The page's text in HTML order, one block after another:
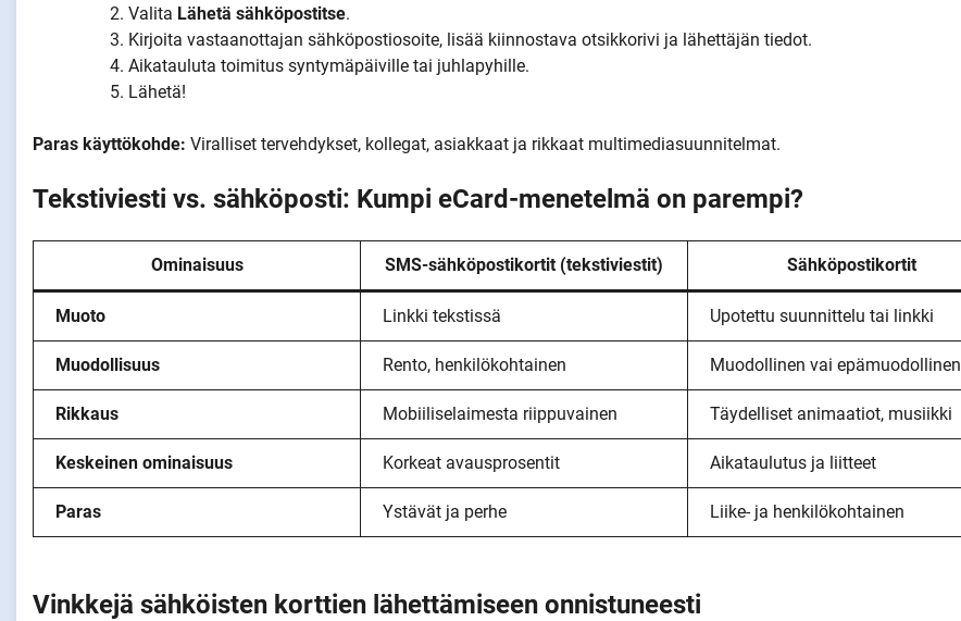
Valita Lähetä sähköpostitse.
Kirjoita vastaanottajan sähköpostiosoite, lisää kiinnostava otsikkorivi ja lähettäjän tiedot.
Aikatauluta toimitus syntymäpäiville tai juhlapyhille.
Lähetä!
Paras käyttökohde: Viralliset tervehdykset, kollegat, asiakkaat ja rikkaat multimediasuunnitelmat.
Tekstiviesti vs. sähköposti: Kumpi eCard-menetelmä on parempi?
Ominaisuus SMS-sähköpostikortit (tekstiviestit) Sähköpostikortit
Muoto Linkki tekstissä Upotettu suunnittelu tai linkki
Muodollisuus Rento, henkilökohtainen Muodollinen vai epämuodollinen
Rikkaus Mobiiliselaimesta riippuvainen Täydelliset animaatiot, musiikki
Keskeinen ominaisuus Korkeat avausprosentit Aikataulutus ja liitteet
Paras Ystävät ja perhe Liike- ja henkilökohtainen
Vinkkejä sähköisten korttien lähettämiseen onnistuneesti